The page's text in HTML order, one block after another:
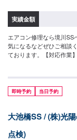
実績金額
エアコン修理なら境川
気になるなどぜひご相談
ております。【対応作業
即時予約 当日予約
大池橋SS / (株)光
点検)